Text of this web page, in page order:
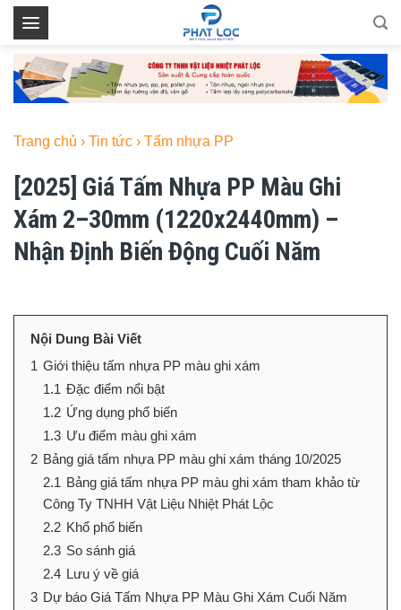
Skip
Trang chủ › Tin tức › Tấm nhựa PP
[2025] Giá Tấm Nhựa PP Màu Ghi
Xám 2–30mm (1220x2440mm) –
Nhận Định Biến Động Cuối Năm
Nội Dung Bài Viết
1 Giới thiệu tấm nhựa PP màu ghi xám
1.1 Đặc điểm nổi bật
1.2 Ứng dụng phổ biến
1.3 Ưu điểm màu ghi xám
2 Bảng giá tấm nhựa PP màu ghi xám tháng 10/2025
2.1 Bảng giá tấm nhựa PP màu ghi xám tham khảo từ
Công Ty TNHH Vật Liệu Nhiệt Phát Lộc
2.2 Khổ phổ biến
2.3 So sánh giá
2.4 Lưu ý về giá
3 Dự báo Giá Tấm Nhựa PP Màu Ghi Xám Cuối Năm